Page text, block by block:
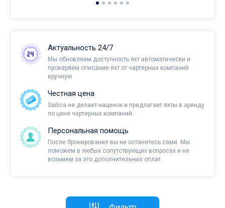
Актуальность 24/7
Мы обновляем доступность яхт автоматически и
проверяем описание яхт от чартерных компаний
вручную
Честная цена
Sailica не делает наценок и предлагает яхты в аренду
по цене чартерных компаний.
Персональная помощь
После бронирования вы не останетесь сами. Мы
поможем в любых сопутствующих вопросах и не
возьмем за это дополнительных оплат.